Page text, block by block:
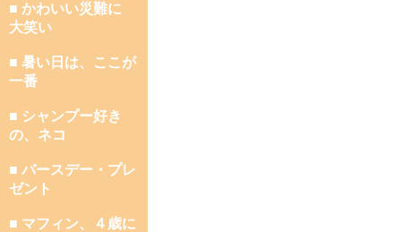
■ かわいい災難に
大笑い
■ 暑い日は、ここが
一番
■ シャンプー好き
の、ネコ
■ バースデー・プレ
ゼント
■ マフィン、４歳に